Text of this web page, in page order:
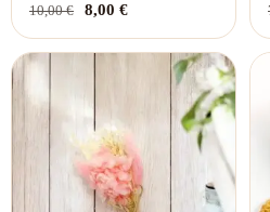
10,00€ 8,00 €